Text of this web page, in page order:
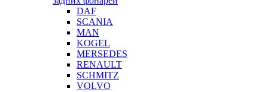
DAF
SCANIA
MAN
KOGEL
MERSEDES
RENAULT
SCHMITZ
VOLVO